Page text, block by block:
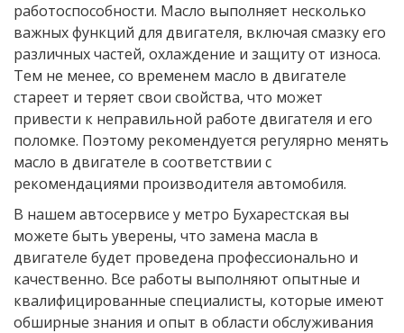
работоспособности. Масло выполняет несколько
важных функций для двигателя, включая смазку его
различных частей, охлаждение и защиту от износа.
Тем не менее, со временем масло в двигателе
стареет и теряет свои свойства, что может
привести к неправильной работе двигателя и его
поломке. Поэтому рекомендуется регулярно менять
масло в двигателе в соответствии с
рекомендациями производителя автомобиля.
В нашем автосервисе у метро Бухарестская вы
можете быть уверены, что замена масла в
двигателе будет проведена профессионально и
качественно. Все работы выполняют опытные и
квалифицированные специалисты, которые имеют
обширные знания и опыт в области обслуживания